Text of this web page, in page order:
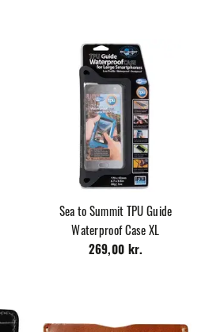
Sea to Summit TPU Guide
Waterproof Case XL
269,00 kr.